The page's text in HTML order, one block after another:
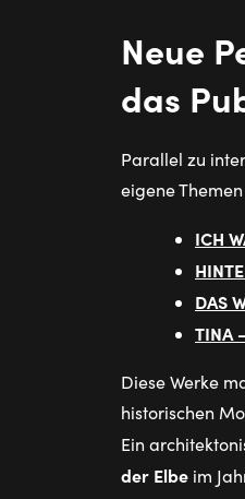
Neue
das
Parallel zu
eigene
ICH
DAS
TINA
Diese Werke
historischen
Ein
der Elbe im